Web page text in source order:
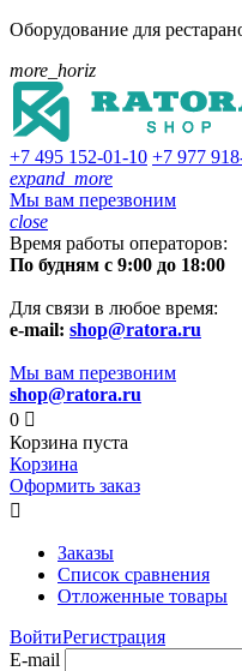
Оборудование для
more_horiz
+7 495 152-01-10 +7 977
expand_more
Мы вам перезвоним
close
Время работы операторов:
По будням с 9:00 до 18:00
Для связи в любое время:
e-mail: shop@ratora.ru
Мы вам перезвоним
shop@ratora.ru
0 
Корзина пуста
Корзина
Оформить заказ

Заказы
Список сравнения
Отложенные товары
ВойтиРегистрация
E-mail